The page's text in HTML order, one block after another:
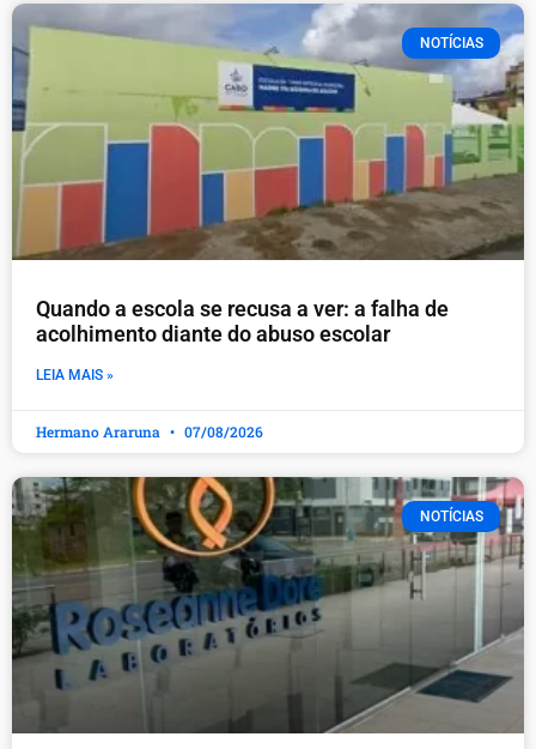
NOTÍCIAS
Quando a escola se recusa a ver: a falha de
acolhimento diante do abuso escolar
LEIA MAIS »
Hermano Araruna 07/08/2026
NOTÍCIAS